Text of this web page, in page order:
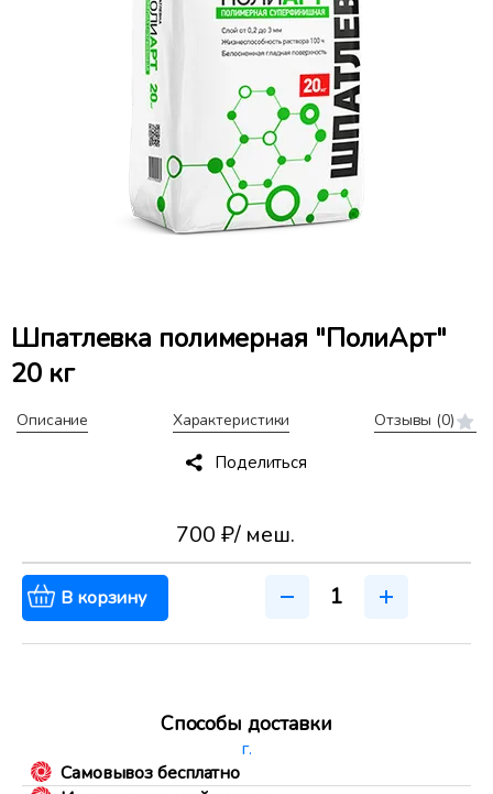
Шпатлевка полимерная "ПолиАрт"
20 кг
Описание Характеристики Отзывы (0)
Поделиться
700 ₽/ меш.
В корзину
Способы доставки
г.
Самовывоз бесплатно